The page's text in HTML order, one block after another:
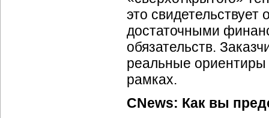
это свидетельствует
достаточными
обязательств.
реальные
рамках.
CNews: Как вы